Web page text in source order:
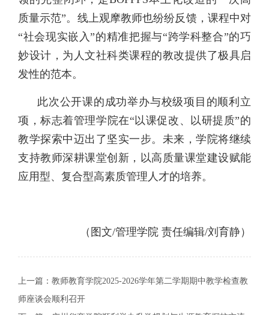
质量示范”。线上观摩教师也纷纷反馈，课程中对
“社会现实嵌入”的精准把握与“跨学科整合”的巧
妙设计，为人文社科类课程的教改提供了极具启
发性的范本。
此次公开课的成功举办与校级项目的顺利立
项，标志着管理学院在“以课促改、以研提质”的
教学探索中迈出了坚实一步。未来，学院将继续
支持教师深耕课堂创新，以高质量课堂建设赋能
应用型、复合型高素质管理人才的培养。
（图文/管理学院 责任编辑/刘育静）
上一篇： 教师教育学院2025-2026学年第二学期期中教学检查教
师座谈会顺利召开